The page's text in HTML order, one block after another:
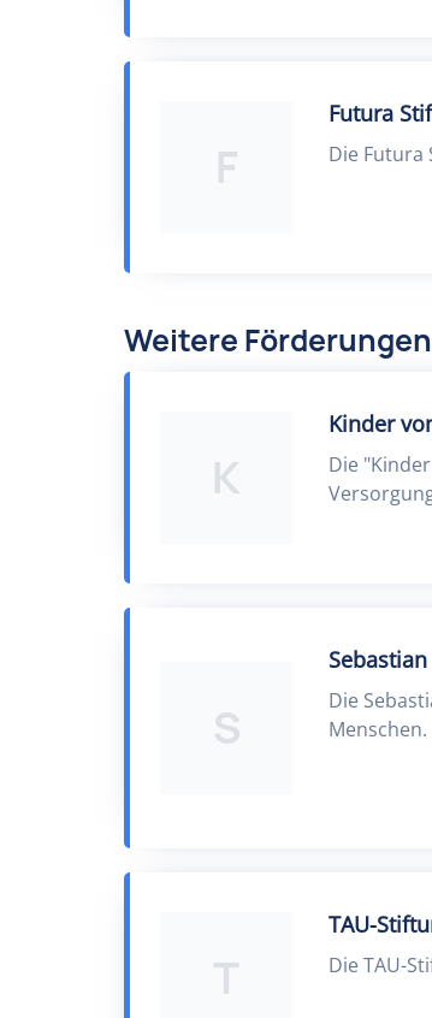
F
Futura
Die Futura
Weitere
K
Kinder
Die
S
Die
T
TAU-
Die TAU-